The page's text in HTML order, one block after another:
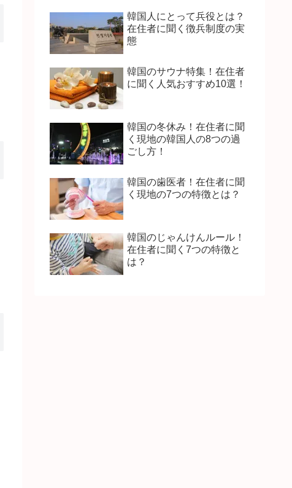
韓国人にとって兵役とは？
在住者に聞く徴兵制度の実
態
韓国のサウナ特集！在住者
に聞く人気おすすめ10選！
韓国の冬休み！在住者に聞
く現地の韓国人の8つの過
ごし方！
韓国の歯医者！在住者に聞
く現地の7つの特徴とは？
韓国のじゃんけんルール！
在住者に聞く7つの特徴と
は？